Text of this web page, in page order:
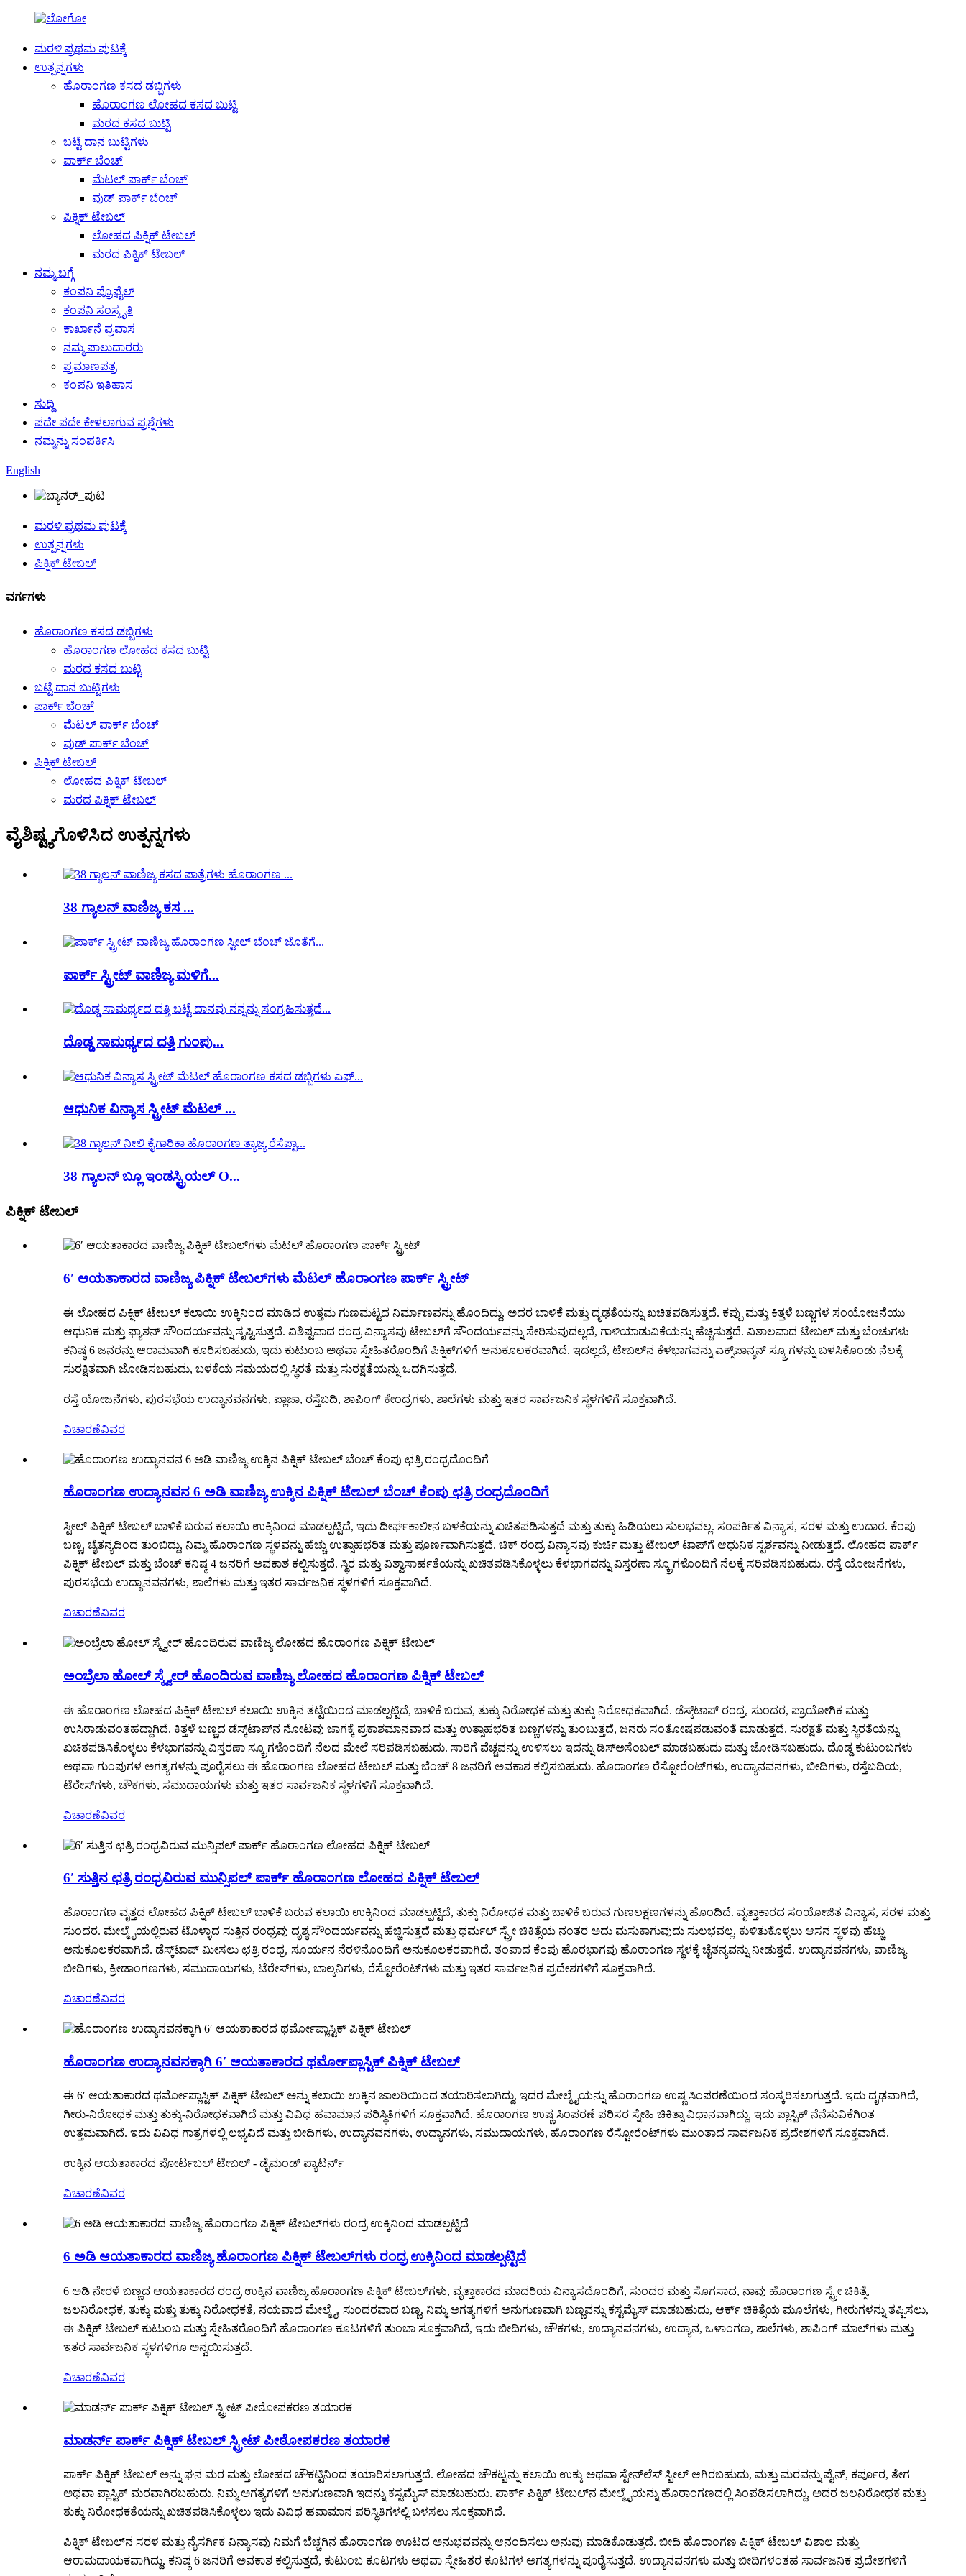
ಮರಳಿ ಪ್ರಥಮ ಪುಟಕ್ಕೆ
ಉತ್ಪನ್ನಗಳು
ಹೊರಾಂಗಣ ಕಸದ ಡಬ್ಬಿಗಳು
ಹೊರಾಂಗಣ ಲೋಹದ ಕಸದ ಬುಟ್ಟಿ
ಮರದ ಕಸದ ಬುಟ್ಟಿ
ಬಟ್ಟೆ ದಾನ ಬುಟ್ಟಿಗಳು
ಪಾರ್ಕ್ ಬೆಂಚ್
ಮೆಟಲ್ ಪಾರ್ಕ್ ಬೆಂಚ್
ವುಡ್ ಪಾರ್ಕ್ ಬೆಂಚ್
ಪಿಕ್ನಿಕ್ ಟೇಬಲ್
ಲೋಹದ ಪಿಕ್ನಿಕ್ ಟೇಬಲ್
ಮರದ ಪಿಕ್ನಿಕ್ ಟೇಬಲ್
ನಮ್ಮ ಬಗ್ಗೆ
ಕಂಪನಿ ಪ್ರೊಫೈಲ್
ಕಂಪನಿ ಸಂಸ್ಕೃತಿ
ಕಾರ್ಖಾನೆ ಪ್ರವಾಸ
ನಮ್ಮ ಪಾಲುದಾರರು
ಪ್ರಮಾಣಪತ್ರ
ಕಂಪನಿ ಇತಿಹಾಸ
ಸುದ್ದಿ
ಪದೇ ಪದೇ ಕೇಳಲಾಗುವ ಪ್ರಶ್ನೆಗಳು
ನಮ್ಮನ್ನು ಸಂಪರ್ಕಿಸಿ
English
ಮರಳಿ ಪ್ರಥಮ ಪುಟಕ್ಕೆ
ಉತ್ಪನ್ನಗಳು
ಪಿಕ್ನಿಕ್ ಟೇಬಲ್
ವರ್ಗಗಳು
ಹೊರಾಂಗಣ ಕಸದ ಡಬ್ಬಿಗಳು
ಹೊರಾಂಗಣ ಲೋಹದ ಕಸದ ಬುಟ್ಟಿ
ಮರದ ಕಸದ ಬುಟ್ಟಿ
ಬಟ್ಟೆ ದಾನ ಬುಟ್ಟಿಗಳು
ಪಾರ್ಕ್ ಬೆಂಚ್
ಮೆಟಲ್ ಪಾರ್ಕ್ ಬೆಂಚ್
ವುಡ್ ಪಾರ್ಕ್ ಬೆಂಚ್
ಪಿಕ್ನಿಕ್ ಟೇಬಲ್
ಲೋಹದ ಪಿಕ್ನಿಕ್ ಟೇಬಲ್
ಮರದ ಪಿಕ್ನಿಕ್ ಟೇಬಲ್
ವೈಶಿಷ್ಟ್ಯಗೊಳಿಸಿದ ಉತ್ಪನ್ನಗಳು
38 ಗ್ಯಾಲನ್ ವಾಣಿಜ್ಯ ಕಸ ...
ಪಾರ್ಕ್ ಸ್ಟ್ರೀಟ್ ವಾಣಿಜ್ಯ ಮಳಿಗೆ...
ದೊಡ್ಡ ಸಾಮರ್ಥ್ಯದ ದತ್ತಿ ಗುಂಪು...
ಆಧುನಿಕ ವಿನ್ಯಾಸ ಸ್ಟ್ರೀಟ್ ಮೆಟಲ್ ...
38 ಗ್ಯಾಲನ್ ಬ್ಲೂ ಇಂಡಸ್ಟ್ರಿಯಲ್ O...
ಪಿಕ್ನಿಕ್ ಟೇಬಲ್
6′ ಆಯತಾಕಾರದ ವಾಣಿಜ್ಯ ಪಿಕ್ನಿಕ್ ಟೇಬಲ್‌ಗಳು ಮೆಟಲ್ ಹೊರಾಂಗಣ ಪಾರ್ಕ್ ಸ್ಟ್ರೀಟ್
ಈ ಲೋಹದ ಪಿಕ್ನಿಕ್ ಟೇಬಲ್ ಕಲಾಯಿ ಉಕ್ಕಿನಿಂದ ಮಾಡಿದ ಉತ್ತಮ ಗುಣಮಟ್ಟದ ನಿರ್ಮಾಣವನ್ನು ಹೊಂದಿದ್ದು, ಅದರ ಬಾಳಿಕೆ ಮತ್ತು ದೃಢತೆಯನ್ನು ಖಚಿತಪಡಿಸುತ್ತದೆ. ಕಪ್ಪು ಮತ್ತು ಕಿತ್ತಳೆ ಬಣ್ಣಗಳ ಸಂಯೋಜನೆಯು
ಆಧುನಿಕ ಮತ್ತು ಫ್ಯಾಶನ್ ಸೌಂದರ್ಯವನ್ನು ಸೃಷ್ಟಿಸುತ್ತದೆ. ವಿಶಿಷ್ಟವಾದ ರಂದ್ರ ವಿನ್ಯಾಸವು ಟೇಬಲ್‌ಗೆ ಸೌಂದರ್ಯವನ್ನು ಸೇರಿಸುವುದಲ್ಲದೆ, ಗಾಳಿಯಾಡುವಿಕೆಯನ್ನು ಹೆಚ್ಚಿಸುತ್ತದೆ. ವಿಶಾಲವಾದ ಟೇಬಲ್ ಮತ್ತು ಬೆಂಚುಗಳು
ಕನಿಷ್ಠ 6 ಜನರನ್ನು ಆರಾಮವಾಗಿ ಕೂರಿಸಬಹುದು, ಇದು ಕುಟುಂಬ ಅಥವಾ ಸ್ನೇಹಿತರೊಂದಿಗೆ ಪಿಕ್ನಿಕ್‌ಗಳಿಗೆ ಅನುಕೂಲಕರವಾಗಿದೆ. ಇದಲ್ಲದೆ, ಟೇಬಲ್‌ನ ಕೆಳಭಾಗವನ್ನು ಎಕ್ಸ್‌ಪಾನ್ಶನ್ ಸ್ಕ್ರೂಗಳನ್ನು ಬಳಸಿಕೊಂಡು ನೆಲಕ್ಕೆ
ಸುರಕ್ಷಿತವಾಗಿ ಜೋಡಿಸಬಹುದು, ಬಳಕೆಯ ಸಮಯದಲ್ಲಿ ಸ್ಥಿರತೆ ಮತ್ತು ಸುರಕ್ಷತೆಯನ್ನು ಒದಗಿಸುತ್ತದೆ.
ರಸ್ತೆ ಯೋಜನೆಗಳು, ಪುರಸಭೆಯ ಉದ್ಯಾನವನಗಳು, ಪ್ಲಾಜಾ, ರಸ್ತೆಬದಿ, ಶಾಪಿಂಗ್ ಕೇಂದ್ರಗಳು, ಶಾಲೆಗಳು ಮತ್ತು ಇತರ ಸಾರ್ವಜನಿಕ ಸ್ಥಳಗಳಿಗೆ ಸೂಕ್ತವಾಗಿದೆ.
ವಿಚಾರಣೆವಿವರ
ಹೊರಾಂಗಣ ಉದ್ಯಾನವನ 6 ಅಡಿ ವಾಣಿಜ್ಯ ಉಕ್ಕಿನ ಪಿಕ್ನಿಕ್ ಟೇಬಲ್ ಬೆಂಚ್ ಕೆಂಪು ಛತ್ರಿ ರಂಧ್ರದೊಂದಿಗೆ
ಸ್ಟೀಲ್ ಪಿಕ್ನಿಕ್ ಟೇಬಲ್ ಬಾಳಿಕೆ ಬರುವ ಕಲಾಯಿ ಉಕ್ಕಿನಿಂದ ಮಾಡಲ್ಪಟ್ಟಿದೆ, ಇದು ದೀರ್ಘಕಾಲೀನ ಬಳಕೆಯನ್ನು ಖಚಿತಪಡಿಸುತ್ತದೆ ಮತ್ತು ತುಕ್ಕು ಹಿಡಿಯಲು ಸುಲಭವಲ್ಲ. ಸಂಪರ್ಕಿತ ವಿನ್ಯಾಸ, ಸರಳ ಮತ್ತು ಉದಾರ. ಕೆಂಪು
ಬಣ್ಣ, ಚೈತನ್ಯದಿಂದ ತುಂಬಿದ್ದು, ನಿಮ್ಮ ಹೊರಾಂಗಣ ಸ್ಥಳವನ್ನು ಹೆಚ್ಚು ಉತ್ಸಾಹಭರಿತ ಮತ್ತು ಪೂರ್ಣವಾಗಿಸುತ್ತದೆ. ಚಿಕ್ ರಂದ್ರ ವಿನ್ಯಾಸವು ಕುರ್ಚಿ ಮತ್ತು ಟೇಬಲ್ ಟಾಪ್‌ಗೆ ಆಧುನಿಕ ಸ್ಪರ್ಶವನ್ನು ನೀಡುತ್ತದೆ. ಲೋಹದ ಪಾರ್ಕ್
ಪಿಕ್ನಿಕ್ ಟೇಬಲ್ ಮತ್ತು ಬೆಂಚ್ ಕನಿಷ್ಠ 4 ಜನರಿಗೆ ಅವಕಾಶ ಕಲ್ಪಿಸುತ್ತದೆ. ಸ್ಥಿರ ಮತ್ತು ವಿಶ್ವಾಸಾರ್ಹತೆಯನ್ನು ಖಚಿತಪಡಿಸಿಕೊಳ್ಳಲು ಕೆಳಭಾಗವನ್ನು ವಿಸ್ತರಣಾ ಸ್ಕ್ರೂಗಳೊಂದಿಗೆ ನೆಲಕ್ಕೆ ಸರಿಪಡಿಸಬಹುದು. ರಸ್ತೆ ಯೋಜನೆಗಳು,
ಪುರಸಭೆಯ ಉದ್ಯಾನವನಗಳು, ಶಾಲೆಗಳು ಮತ್ತು ಇತರ ಸಾರ್ವಜನಿಕ ಸ್ಥಳಗಳಿಗೆ ಸೂಕ್ತವಾಗಿದೆ.
ವಿಚಾರಣೆವಿವರ
ಅಂಬ್ರೆಲಾ ಹೋಲ್ ಸ್ಕ್ವೇರ್ ಹೊಂದಿರುವ ವಾಣಿಜ್ಯ ಲೋಹದ ಹೊರಾಂಗಣ ಪಿಕ್ನಿಕ್ ಟೇಬಲ್
ಈ ಹೊರಾಂಗಣ ಲೋಹದ ಪಿಕ್ನಿಕ್ ಟೇಬಲ್ ಕಲಾಯಿ ಉಕ್ಕಿನ ತಟ್ಟೆಯಿಂದ ಮಾಡಲ್ಪಟ್ಟಿದೆ, ಬಾಳಿಕೆ ಬರುವ, ತುಕ್ಕು ನಿರೋಧಕ ಮತ್ತು ತುಕ್ಕು ನಿರೋಧಕವಾಗಿದೆ. ಡೆಸ್ಕ್‌ಟಾಪ್ ರಂದ್ರ, ಸುಂದರ, ಪ್ರಾಯೋಗಿಕ ಮತ್ತು
ಉಸಿರಾಡುವಂತಹದ್ದಾಗಿದೆ. ಕಿತ್ತಳೆ ಬಣ್ಣದ ಡೆಸ್ಕ್‌ಟಾಪ್‌ನ ನೋಟವು ಜಾಗಕ್ಕೆ ಪ್ರಕಾಶಮಾನವಾದ ಮತ್ತು ಉತ್ಸಾಹಭರಿತ ಬಣ್ಣಗಳನ್ನು ತುಂಬುತ್ತದೆ, ಜನರು ಸಂತೋಷಪಡುವಂತೆ ಮಾಡುತ್ತದೆ. ಸುರಕ್ಷತೆ ಮತ್ತು ಸ್ಥಿರತೆಯನ್ನು
ಖಚಿತಪಡಿಸಿಕೊಳ್ಳಲು ಕೆಳಭಾಗವನ್ನು ವಿಸ್ತರಣಾ ಸ್ಕ್ರೂಗಳೊಂದಿಗೆ ನೆಲದ ಮೇಲೆ ಸರಿಪಡಿಸಬಹುದು. ಸಾರಿಗೆ ವೆಚ್ಚವನ್ನು ಉಳಿಸಲು ಇದನ್ನು ಡಿಸ್ಅಸೆಂಬಲ್ ಮಾಡಬಹುದು ಮತ್ತು ಜೋಡಿಸಬಹುದು. ದೊಡ್ಡ ಕುಟುಂಬಗಳು
ಅಥವಾ ಗುಂಪುಗಳ ಅಗತ್ಯಗಳನ್ನು ಪೂರೈಸಲು ಈ ಹೊರಾಂಗಣ ಲೋಹದ ಟೇಬಲ್ ಮತ್ತು ಬೆಂಚ್ 8 ಜನರಿಗೆ ಅವಕಾಶ ಕಲ್ಪಿಸಬಹುದು. ಹೊರಾಂಗಣ ರೆಸ್ಟೋರೆಂಟ್‌ಗಳು, ಉದ್ಯಾನವನಗಳು, ಬೀದಿಗಳು, ರಸ್ತೆಬದಿಯ,
ಟೆರೇಸ್‌ಗಳು, ಚೌಕಗಳು, ಸಮುದಾಯಗಳು ಮತ್ತು ಇತರ ಸಾರ್ವಜನಿಕ ಸ್ಥಳಗಳಿಗೆ ಸೂಕ್ತವಾಗಿದೆ.
ವಿಚಾರಣೆವಿವರ
6′ ಸುತ್ತಿನ ಛತ್ರಿ ರಂಧ್ರವಿರುವ ಮುನ್ಸಿಪಲ್ ಪಾರ್ಕ್ ಹೊರಾಂಗಣ ಲೋಹದ ಪಿಕ್ನಿಕ್ ಟೇಬಲ್
ಹೊರಾಂಗಣ ವೃತ್ತದ ಲೋಹದ ಪಿಕ್ನಿಕ್ ಟೇಬಲ್ ಬಾಳಿಕೆ ಬರುವ ಕಲಾಯಿ ಉಕ್ಕಿನಿಂದ ಮಾಡಲ್ಪಟ್ಟಿದೆ, ತುಕ್ಕು ನಿರೋಧಕ ಮತ್ತು ಬಾಳಿಕೆ ಬರುವ ಗುಣಲಕ್ಷಣಗಳನ್ನು ಹೊಂದಿದೆ. ವೃತ್ತಾಕಾರದ ಸಂಯೋಜಿತ ವಿನ್ಯಾಸ, ಸರಳ ಮತ್ತು
ಸುಂದರ. ಮೇಲ್ಮೈಯಲ್ಲಿರುವ ಟೊಳ್ಳಾದ ಸುತ್ತಿನ ರಂಧ್ರವು ದೃಶ್ಯ ಸೌಂದರ್ಯವನ್ನು ಹೆಚ್ಚಿಸುತ್ತದೆ ಮತ್ತು ಥರ್ಮಲ್ ಸ್ಪ್ರೇ ಚಿಕಿತ್ಸೆಯ ನಂತರ ಅದು ಮಸುಕಾಗುವುದು ಸುಲಭವಲ್ಲ. ಕುಳಿತುಕೊಳ್ಳಲು ಆಸನ ಸ್ಥಳವು ಹೆಚ್ಚು
ಅನುಕೂಲಕರವಾಗಿದೆ. ಡೆಸ್ಕ್‌ಟಾಪ್ ಮೀಸಲು ಛತ್ರಿ ರಂಧ್ರ, ಸೂರ್ಯನ ನೆರಳಿನೊಂದಿಗೆ ಅನುಕೂಲಕರವಾಗಿದೆ. ತಂಪಾದ ಕೆಂಪು ಹೊರಭಾಗವು ಹೊರಾಂಗಣ ಸ್ಥಳಕ್ಕೆ ಚೈತನ್ಯವನ್ನು ನೀಡುತ್ತದೆ. ಉದ್ಯಾನವನಗಳು, ವಾಣಿಜ್ಯ
ಬೀದಿಗಳು, ಕ್ರೀಡಾಂಗಣಗಳು, ಸಮುದಾಯಗಳು, ಟೆರೇಸ್‌ಗಳು, ಬಾಲ್ಕನಿಗಳು, ರೆಸ್ಟೋರೆಂಟ್‌ಗಳು ಮತ್ತು ಇತರ ಸಾರ್ವಜನಿಕ ಪ್ರದೇಶಗಳಿಗೆ ಸೂಕ್ತವಾಗಿದೆ.
ವಿಚಾರಣೆವಿವರ
ಹೊರಾಂಗಣ ಉದ್ಯಾನವನಕ್ಕಾಗಿ 6′ ಆಯತಾಕಾರದ ಥರ್ಮೋಪ್ಲಾಸ್ಟಿಕ್ ಪಿಕ್ನಿಕ್ ಟೇಬಲ್
ಈ 6′ ಆಯತಾಕಾರದ ಥರ್ಮೋಪ್ಲಾಸ್ಟಿಕ್ ಪಿಕ್ನಿಕ್ ಟೇಬಲ್ ಅನ್ನು ಕಲಾಯಿ ಉಕ್ಕಿನ ಜಾಲರಿಯಿಂದ ತಯಾರಿಸಲಾಗಿದ್ದು, ಇದರ ಮೇಲ್ಮೈಯನ್ನು ಹೊರಾಂಗಣ ಉಷ್ಣ ಸಿಂಪರಣೆಯಿಂದ ಸಂಸ್ಕರಿಸಲಾಗುತ್ತದೆ. ಇದು ದೃಢವಾಗಿದೆ,
ಗೀರು-ನಿರೋಧಕ ಮತ್ತು ತುಕ್ಕು-ನಿರೋಧಕವಾಗಿದೆ ಮತ್ತು ವಿವಿಧ ಹವಾಮಾನ ಪರಿಸ್ಥಿತಿಗಳಿಗೆ ಸೂಕ್ತವಾಗಿದೆ. ಹೊರಾಂಗಣ ಉಷ್ಣ ಸಿಂಪರಣೆ ಪರಿಸರ ಸ್ನೇಹಿ ಚಿಕಿತ್ಸಾ ವಿಧಾನವಾಗಿದ್ದು, ಇದು ಪ್ಲಾಸ್ಟಿಕ್ ನೆನೆಸುವಿಕೆಗಿಂತ
ಉತ್ತಮವಾಗಿದೆ. ಇದು ವಿವಿಧ ಗಾತ್ರಗಳಲ್ಲಿ ಲಭ್ಯವಿದೆ ಮತ್ತು ಬೀದಿಗಳು, ಉದ್ಯಾನವನಗಳು, ಉದ್ಯಾನಗಳು, ಸಮುದಾಯಗಳು, ಹೊರಾಂಗಣ ರೆಸ್ಟೋರೆಂಟ್‌ಗಳು ಮುಂತಾದ ಸಾರ್ವಜನಿಕ ಪ್ರದೇಶಗಳಿಗೆ ಸೂಕ್ತವಾಗಿದೆ.
ಉಕ್ಕಿನ ಆಯತಾಕಾರದ ಪೋರ್ಟಬಲ್ ಟೇಬಲ್ - ಡೈಮಂಡ್ ಪ್ಯಾಟರ್ನ್
ವಿಚಾರಣೆವಿವರ
6 ಅಡಿ ಆಯತಾಕಾರದ ವಾಣಿಜ್ಯ ಹೊರಾಂಗಣ ಪಿಕ್ನಿಕ್ ಟೇಬಲ್‌ಗಳು ರಂದ್ರ ಉಕ್ಕಿನಿಂದ ಮಾಡಲ್ಪಟ್ಟಿದೆ
6 ಅಡಿ ನೇರಳೆ ಬಣ್ಣದ ಆಯತಾಕಾರದ ರಂದ್ರ ಉಕ್ಕಿನ ವಾಣಿಜ್ಯ ಹೊರಾಂಗಣ ಪಿಕ್ನಿಕ್ ಟೇಬಲ್‌ಗಳು, ವೃತ್ತಾಕಾರದ ಮಾದರಿಯ ವಿನ್ಯಾಸದೊಂದಿಗೆ, ಸುಂದರ ಮತ್ತು ಸೊಗಸಾದ, ನಾವು ಹೊರಾಂಗಣ ಸ್ಪ್ರೇ ಚಿಕಿತ್ಸೆ,
ಜಲನಿರೋಧಕ, ತುಕ್ಕು ಮತ್ತು ತುಕ್ಕು ನಿರೋಧಕತೆ, ನಯವಾದ ಮೇಲ್ಮೈ, ಸುಂದರವಾದ ಬಣ್ಣ, ನಿಮ್ಮ ಅಗತ್ಯಗಳಿಗೆ ಅನುಗುಣವಾಗಿ ಬಣ್ಣವನ್ನು ಕಸ್ಟಮೈಸ್ ಮಾಡಬಹುದು, ಆರ್ಕ್ ಚಿಕಿತ್ಸೆಯ ಮೂಲೆಗಳು, ಗೀರುಗಳನ್ನು ತಪ್ಪಿಸಲು,
ಈ ಪಿಕ್ನಿಕ್ ಟೇಬಲ್ ಕುಟುಂಬ ಮತ್ತು ಸ್ನೇಹಿತರೊಂದಿಗೆ ಹೊರಾಂಗಣ ಕೂಟಗಳಿಗೆ ತುಂಬಾ ಸೂಕ್ತವಾಗಿದೆ, ಇದು ಬೀದಿಗಳು, ಚೌಕಗಳು, ಉದ್ಯಾನವನಗಳು, ಉದ್ಯಾನ, ಒಳಾಂಗಣ, ಶಾಲೆಗಳು, ಶಾಪಿಂಗ್ ಮಾಲ್‌ಗಳು ಮತ್ತು
ಇತರ ಸಾರ್ವಜನಿಕ ಸ್ಥಳಗಳಿಗೂ ಅನ್ವಯಿಸುತ್ತದೆ.
ವಿಚಾರಣೆವಿವರ
ಮಾಡರ್ನ್ ಪಾರ್ಕ್ ಪಿಕ್ನಿಕ್ ಟೇಬಲ್ ಸ್ಟ್ರೀಟ್ ಪೀಠೋಪಕರಣ ತಯಾರಕ
ಪಾರ್ಕ್ ಪಿಕ್ನಿಕ್ ಟೇಬಲ್ ಅನ್ನು ಘನ ಮರ ಮತ್ತು ಲೋಹದ ಚೌಕಟ್ಟಿನಿಂದ ತಯಾರಿಸಲಾಗುತ್ತದೆ. ಲೋಹದ ಚೌಕಟ್ಟನ್ನು ಕಲಾಯಿ ಉಕ್ಕು ಅಥವಾ ಸ್ಟೇನ್‌ಲೆಸ್ ಸ್ಟೀಲ್ ಆಗಿರಬಹುದು, ಮತ್ತು ಮರವನ್ನು ಪೈನ್, ಕರ್ಪೂರ, ತೇಗ
ಅಥವಾ ಪ್ಲಾಸ್ಟಿಕ್ ಮರವಾಗಿರಬಹುದು. ನಿಮ್ಮ ಅಗತ್ಯಗಳಿಗೆ ಅನುಗುಣವಾಗಿ ಇದನ್ನು ಕಸ್ಟಮೈಸ್ ಮಾಡಬಹುದು. ಪಾರ್ಕ್ ಪಿಕ್ನಿಕ್ ಟೇಬಲ್‌ನ ಮೇಲ್ಮೈಯನ್ನು ಹೊರಾಂಗಣದಲ್ಲಿ ಸಿಂಪಡಿಸಲಾಗಿದ್ದು, ಅದರ ಜಲನಿರೋಧಕ ಮತ್ತು
ತುಕ್ಕು ನಿರೋಧಕತೆಯನ್ನು ಖಚಿತಪಡಿಸಿಕೊಳ್ಳಲು ಇದು ವಿವಿಧ ಹವಾಮಾನ ಪರಿಸ್ಥಿತಿಗಳಲ್ಲಿ ಬಳಸಲು ಸೂಕ್ತವಾಗಿದೆ.
ಪಿಕ್ನಿಕ್ ಟೇಬಲ್‌ನ ಸರಳ ಮತ್ತು ನೈಸರ್ಗಿಕ ವಿನ್ಯಾಸವು ನಿಮಗೆ ಬೆಚ್ಚಗಿನ ಹೊರಾಂಗಣ ಊಟದ ಅನುಭವವನ್ನು ಆನಂದಿಸಲು ಅನುವು ಮಾಡಿಕೊಡುತ್ತದೆ. ಬೀದಿ ಹೊರಾಂಗಣ ಪಿಕ್ನಿಕ್ ಟೇಬಲ್ ವಿಶಾಲ ಮತ್ತು
ಆರಾಮದಾಯಕವಾಗಿದ್ದು, ಕನಿಷ್ಠ 6 ಜನರಿಗೆ ಅವಕಾಶ ಕಲ್ಪಿಸುತ್ತದೆ, ಕುಟುಂಬ ಕೂಟಗಳು ಅಥವಾ ಸ್ನೇಹಿತರ ಕೂಟಗಳ ಅಗತ್ಯಗಳನ್ನು ಪೂರೈಸುತ್ತದೆ. ಉದ್ಯಾನವನಗಳು ಮತ್ತು ಬೀದಿಗಳಂತಹ ಸಾರ್ವಜನಿಕ ಪ್ರದೇಶಗಳಿಗೆ